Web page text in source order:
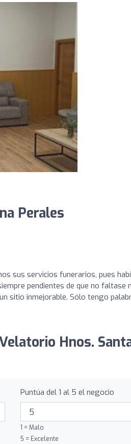
Perales
sus servicios funerarios, pues
pendientes de que no faltase
sitio inmejorable. Sólo tengo
Hnos.
Puntúa del 1 al 5 el negocio
1 = Malo
5 = Excelente